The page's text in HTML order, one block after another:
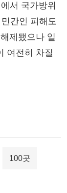
서 국가방위
간인 피해도
제됐으나 일
여전히 차질
100곳